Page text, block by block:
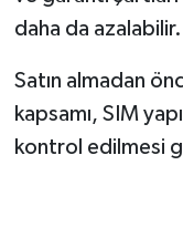
daha da azalabilir.
Satın almadan
kapsamı, SIM
kontrol edilmesi